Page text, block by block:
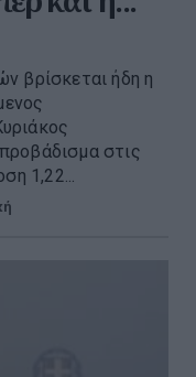
βρίσκεται ήδη η
στις
1,22...